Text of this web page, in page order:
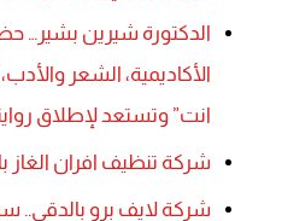
الدكتورة شيرين بشير…
الأكاديمية، الشعر
انت” وتستعد لإطلاق
شركة تنظيف افران الغاز
شركة لايف برو بالدقي..